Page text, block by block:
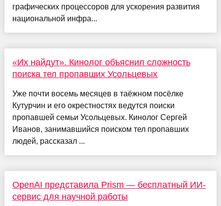
графических процессоров для ускорения развития
национальной инфра...
«Их найдут». Кинолог объяснил сложность
поиска тел пропавших Усольцевых
Уже почти восемь месяцев в таёжном посёлке
Кутурчин и его окрестностях ведутся поиски
пропавшей семьи Усольцевых. Кинолог Сергей
Иванов, занимавшийся поиском тел пропавших
людей, рассказал ...
OpenAI представила Prism — бесплатный ИИ-
сервис для научной работы